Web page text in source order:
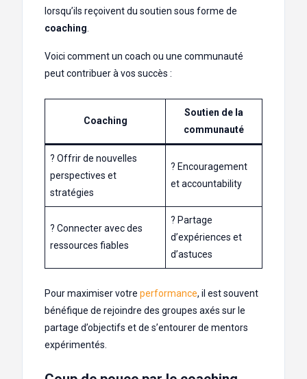
lorsqu’ils reçoivent du soutien sous forme de
coaching
Voici comment un coach ou une communauté
peut contribuer à vos succès :
Coaching
Soutien de la
communauté
? Offrir de nouvelles
perspectives et
stratégies
? Encouragement
et accountability
? Connecter avec des
ressources fiables
? Partage
d’expériences et
d’astuces
Pour maximiser votre performance, il est souvent
bénéfique de rejoindre des groupes axés sur le
partage d’objectifs et de s’entourer de mentors
expérimentés.